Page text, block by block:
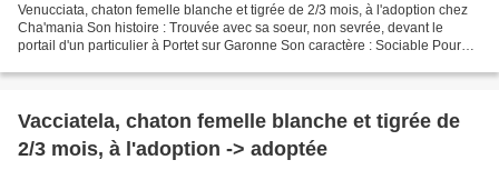
Venucciata, chaton femelle blanche et tigrée de 2/3 mois, à l'adoption chez
Cha'mania Son histoire : Trouvée avec sa soeur, non sevrée, devant le
portail d'un particulier à Portet sur Garonne Son caractère : Sociable Pour
Vacciatela, chaton femelle blanche et tigrée de
2/3 mois, à l'adoption -> adoptée